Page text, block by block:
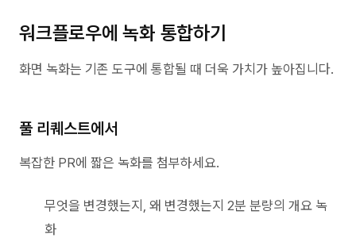
워크플로우에 녹화 통합하기
화면 녹화는 기존 도구에 통합될 때 더욱 가치가 높아집니다.
풀 리퀘스트에서
복잡한 PR에 짧은 녹화를 첨부하세요.
무엇을 변경했는지, 왜 변경했는지 2분 분량의 개요 녹
화